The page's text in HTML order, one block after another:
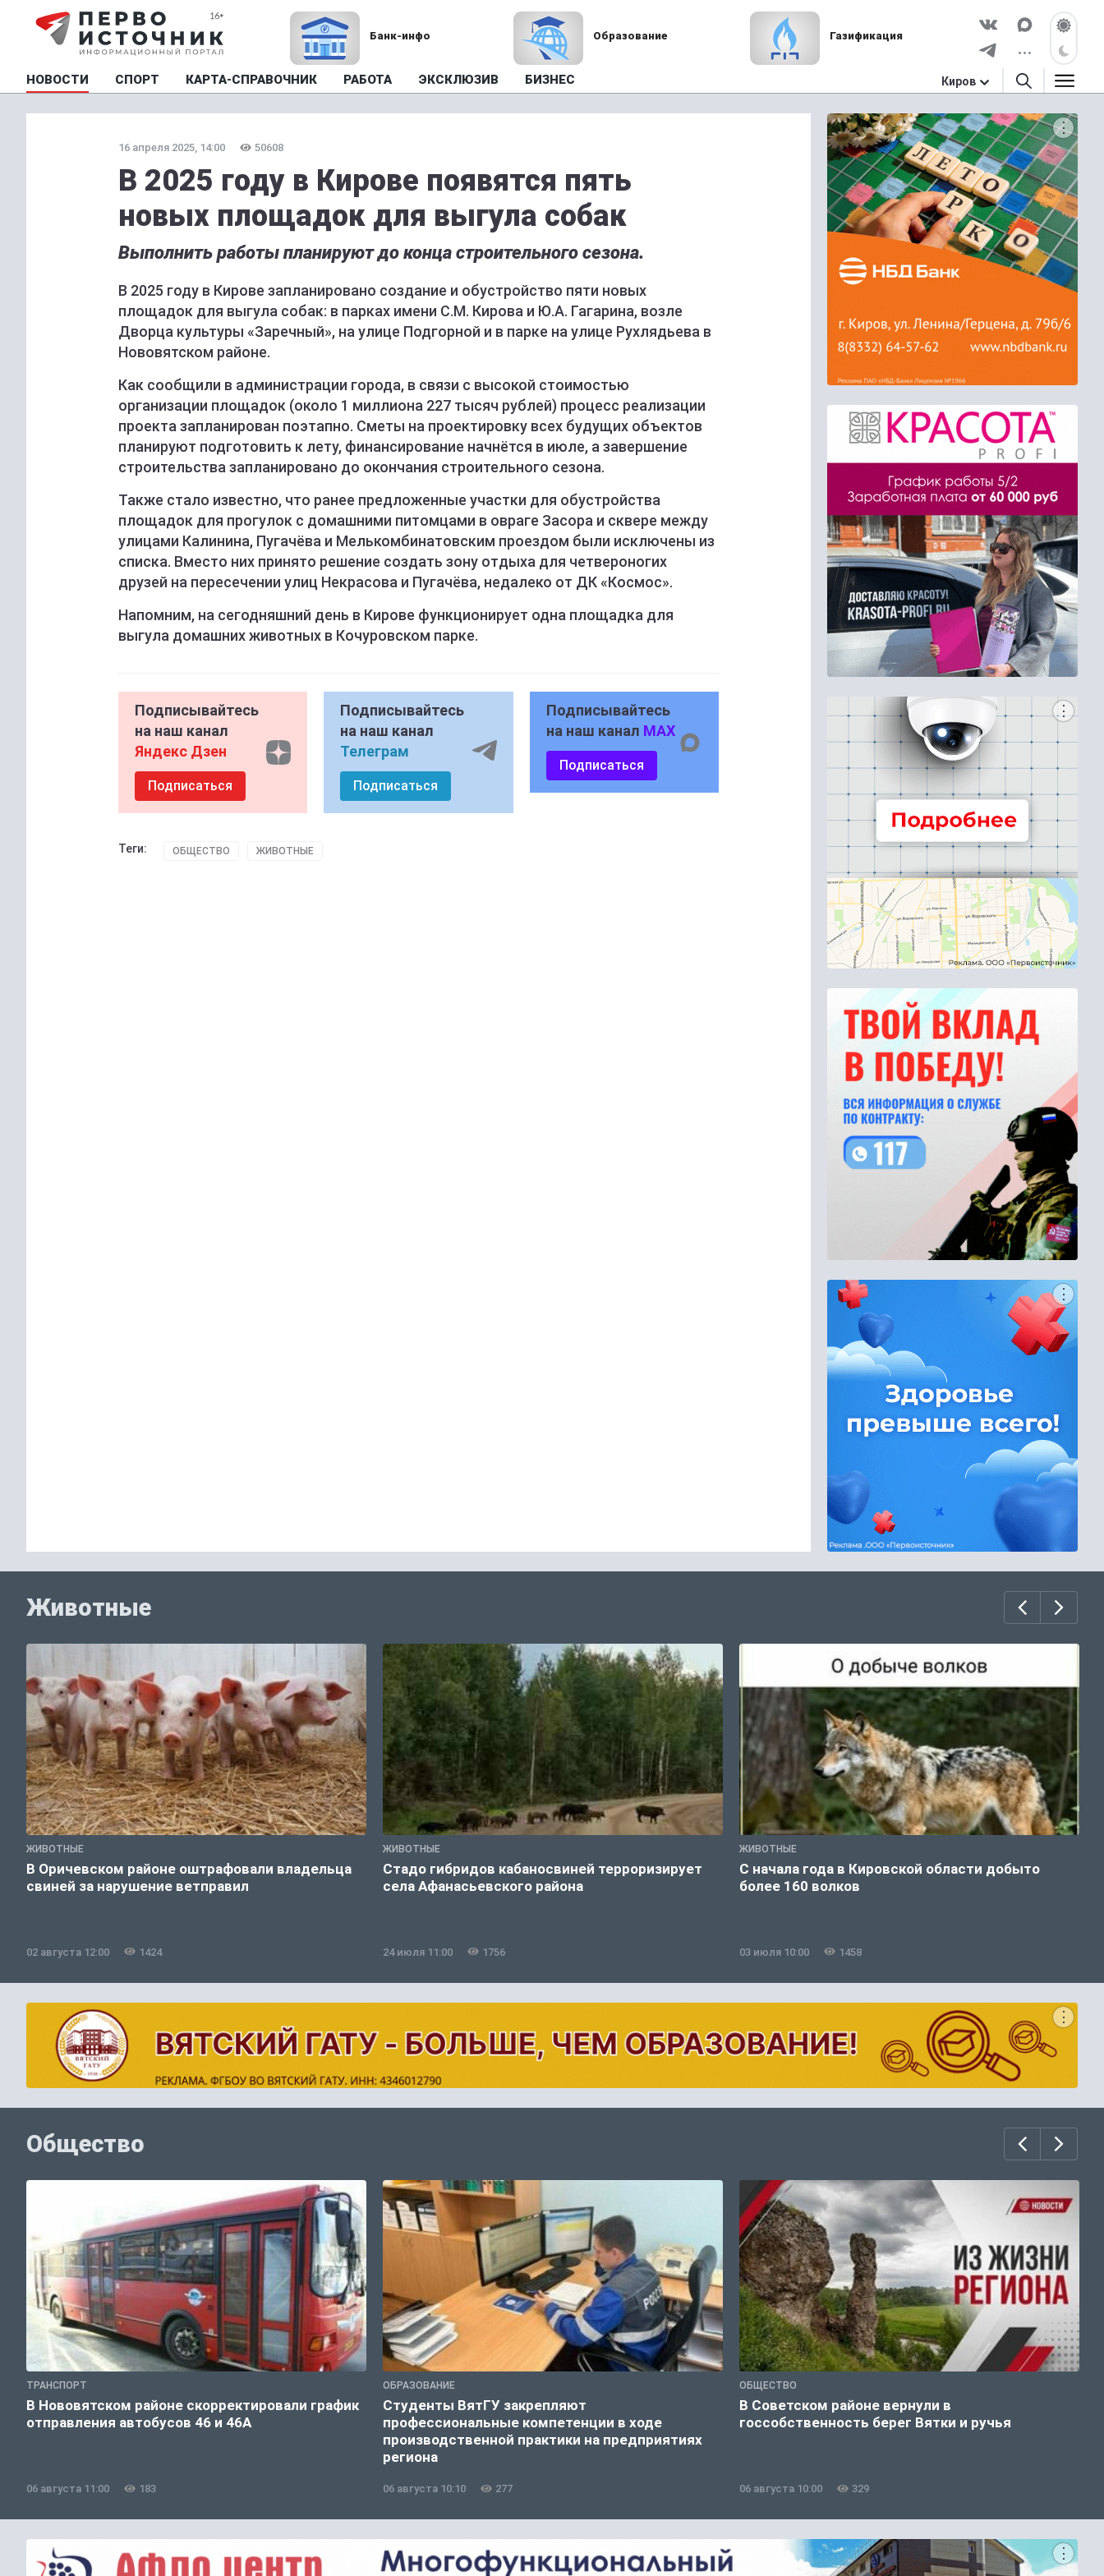
Банк-инфо Образование Газификация
НОВОСТИ СПОРТ КАРТА-СПРАВОЧНИК РАБОТА ЭКСКЛЮЗИВ БИЗНЕС Киров
16 апреля 2025, 14:00 50608
В 2025 году в Кирове появятся пять
новых площадок для выгула собак
Выполнить работы планируют до конца строительного сезона.
В 2025 году в Кирове запланировано создание и обустройство пяти новых
площадок для выгула собак: в парках имени С.М. Кирова и Ю.А. Гагарина, возле
Дворца культуры «Заречный», на улице Подгорной и в парке на улице Рухлядьева в
Нововятском районе.
Как сообщили в администрации города, в связи с высокой стоимостью
организации площадок (около 1 миллиона 227 тысяч рублей) процесс реализации
проекта запланирован поэтапно. Сметы на проектировку всех будущих объектов
планируют подготовить к лету, финансирование начнётся в июле, а завершение
строительства запланировано до окончания строительного сезона.
Также стало известно, что ранее предложенные участки для обустройства
площадок для прогулок с домашними питомцами в овраге Засора и сквере между
улицами Калинина, Пугачёва и Мелькомбинатовским проездом были исключены из
списка. Вместо них принято решение создать зону отдыха для четвероногих
друзей на пересечении улиц Некрасова и Пугачёва, недалеко от ДК «Космос».
Напомним, на сегодняшний день в Кирове функционирует одна площадка для
выгула домашних животных в Кочуровском парке.
Подписывайтесь
на наш канал
Яндекс Дзен
Подписаться
Подписывайтесь
на наш канал
Телеграм
Подписаться
Подписывайтесь
на наш канал MAX
Подписаться
Теги: ОБЩЕСТВО ЖИВОТНЫЕ
Животные
ЖИВОТНЫЕ
В Оричевском районе оштрафовали владельца
свиней за нарушение ветправил
02 августа 12:00 1424
ЖИВОТНЫЕ
Стадо гибридов кабаносвиней терроризирует
села Афанасьевского района
24 июля 11:00 1756
ЖИВОТНЫЕ
С начала года в Кировской области добыто
более 160 волков
03 июля 10:00 1458
Общество
ТРАНСПОРТ
В Нововятском районе скорректировали график
отправления автобусов 46 и 46А
06 августа 11:00 183
ОБРАЗОВАНИЕ
Студенты ВятГУ закрепляют
профессиональные компетенции в ходе
производственной практики на предприятиях
региона
06 августа 10:10 277
ОБЩЕСТВО
В Советском районе вернули в
госсобственность берег Вятки и ручья
06 августа 10:00 329